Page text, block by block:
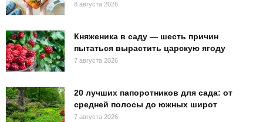
8 августа 2026
Княженика в саду — шесть причин
пытаться вырастить царскую ягоду
7 августа 2026
20 лучших папоротников для сада: от
средней полосы до южных широт
7 августа 2026